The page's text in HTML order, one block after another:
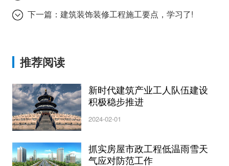
下一篇：建筑装饰装修工程施工要点，学习了!
推荐阅读
新时代建筑产业工人队伍建设
积极稳步推进
2024-02-01
抓实房屋市政工程低温雨雪天
气应对防范工作